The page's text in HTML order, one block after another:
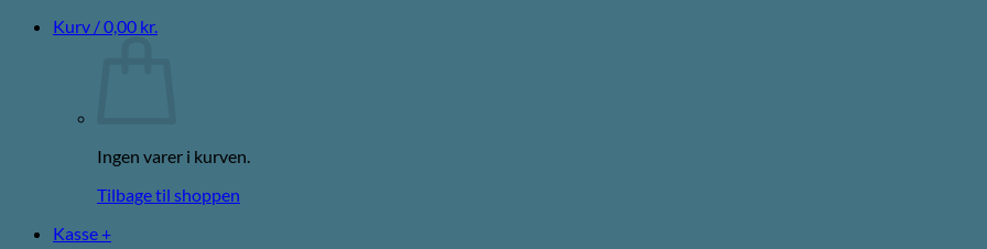
Kurv /0,00 kr.
Ingen varer i kurven.
Tilbage til shoppen
Kasse +